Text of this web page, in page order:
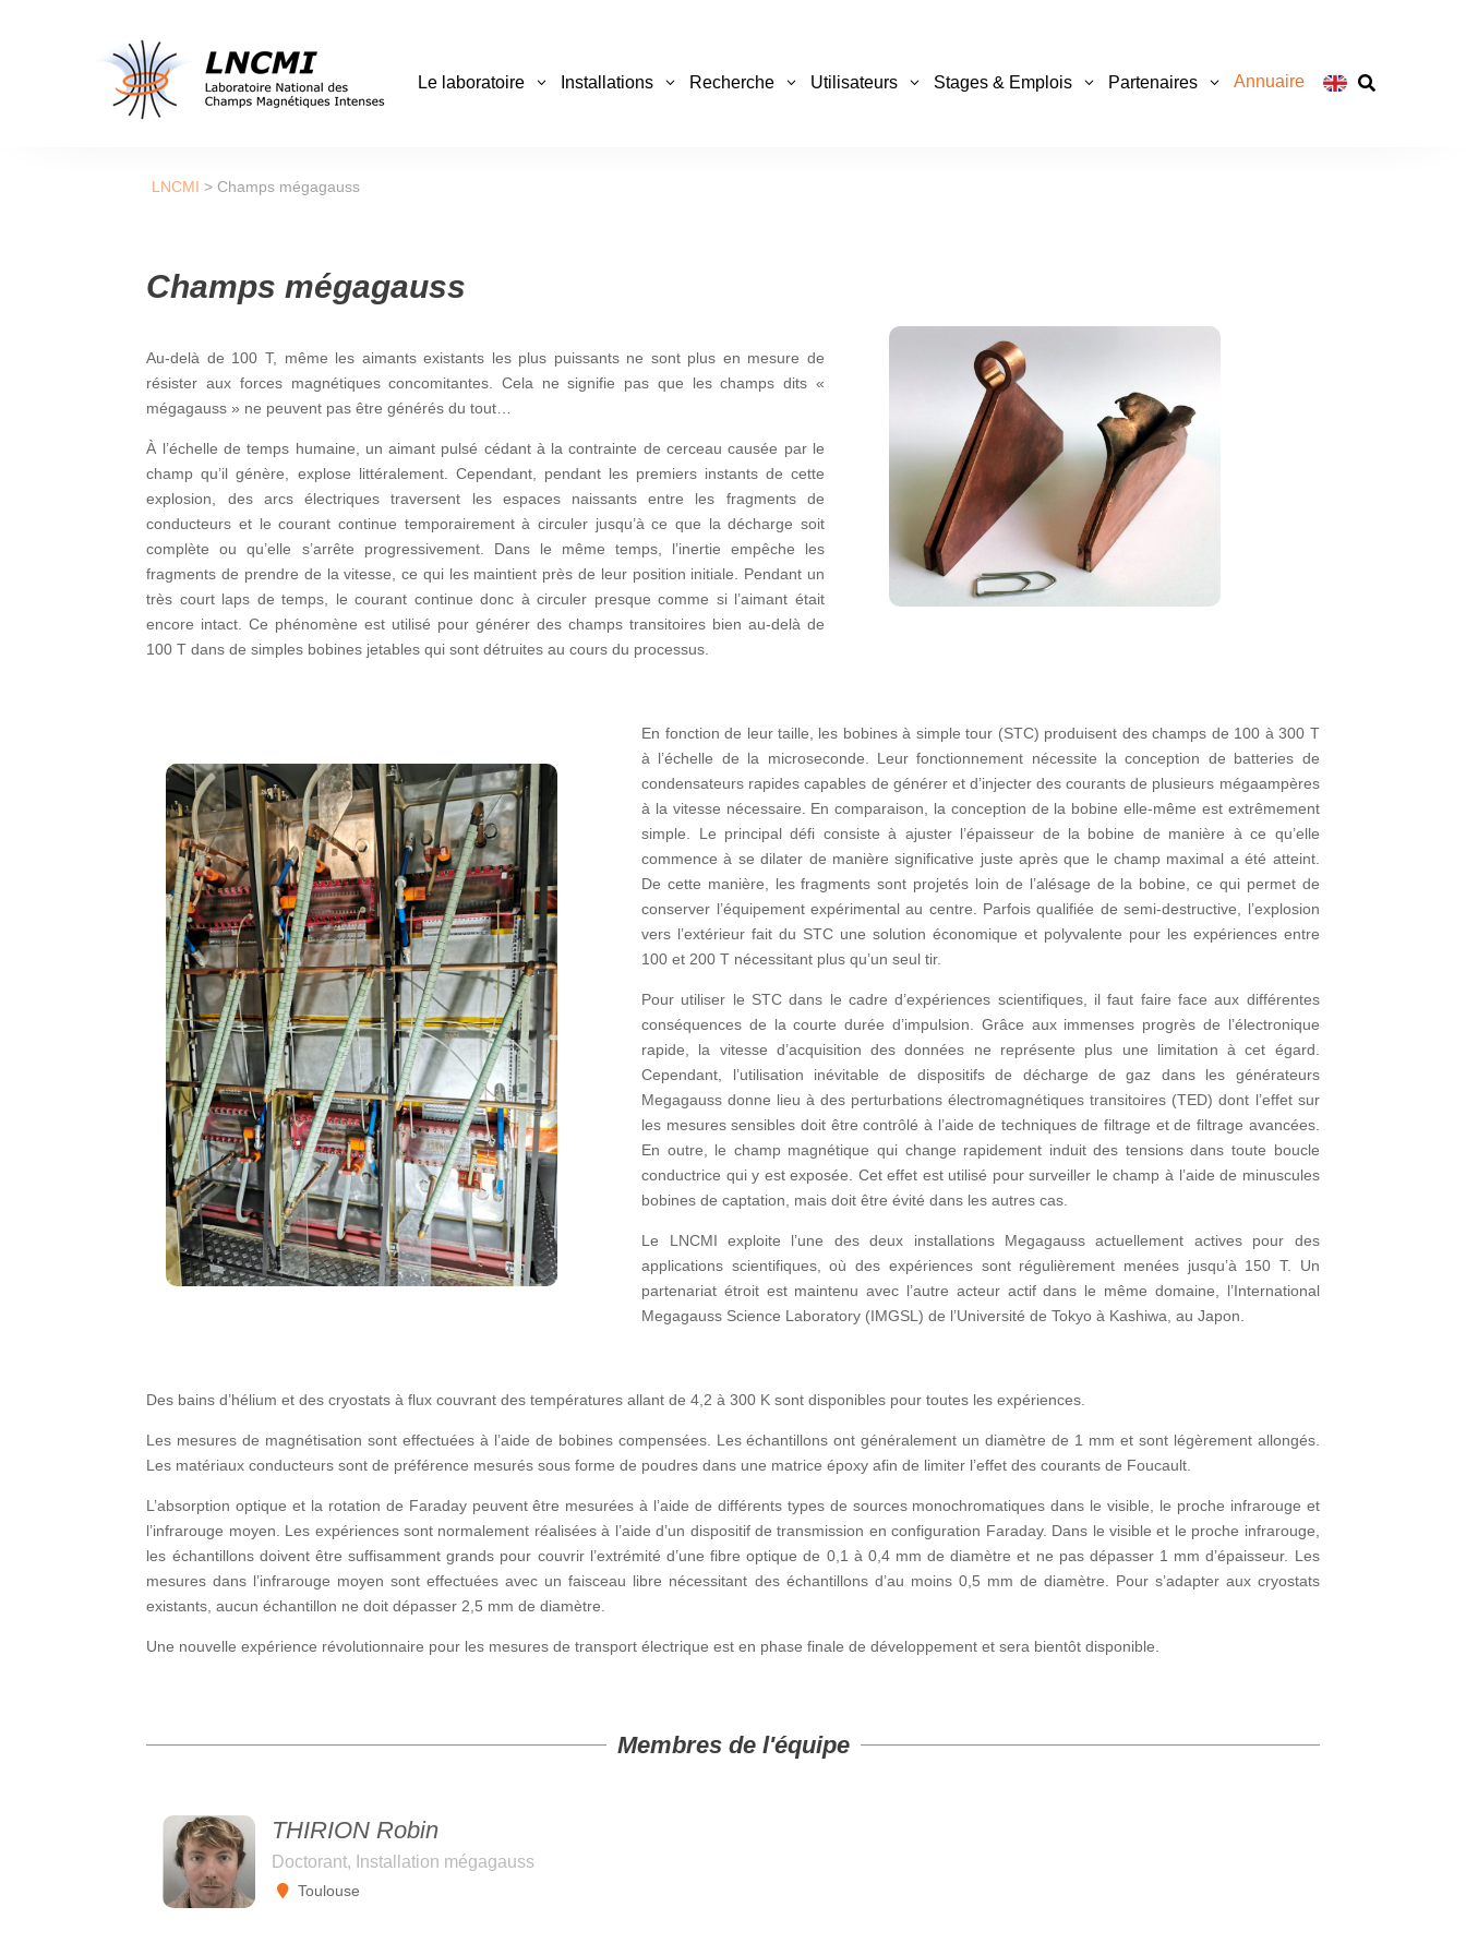
Le laboratoire Installations Recherche Utilisateurs Stages & Emplois Partenaires Annuaire 
LNCMI > Champs mégagauss
Champs mégagauss
Au-delà de 100 T, même les aimants existants les plus puissants ne sont plus en mesure de
résister aux forces magnétiques concomitantes. Cela ne signifie pas que les champs dits «
mégagauss » ne peuvent pas être générés du tout…
À l’échelle de temps humaine, un aimant pulsé cédant à la contrainte de cerceau causée par le
champ qu’il génère, explose littéralement. Cependant, pendant les premiers instants de cette
explosion, des arcs électriques traversent les espaces naissants entre les fragments de
conducteurs et le courant continue temporairement à circuler jusqu’à ce que la décharge soit
complète ou qu’elle s’arrête progressivement. Dans le même temps, l’inertie empêche les
fragments de prendre de la vitesse, ce qui les maintient près de leur position initiale. Pendant un
très court laps de temps, le courant continue donc à circuler presque comme si l’aimant était
encore intact. Ce phénomène est utilisé pour générer des champs transitoires bien au-delà de
100 T dans de simples bobines jetables qui sont détruites au cours du processus.
En fonction de leur taille, les bobines à simple tour (STC) produisent des champs de 100 à 300 T
à l’échelle de la microseconde. Leur fonctionnement nécessite la conception de batteries de
condensateurs rapides capables de générer et d’injecter des courants de plusieurs mégaampères
à la vitesse nécessaire. En comparaison, la conception de la bobine elle-même est extrêmement
simple. Le principal défi consiste à ajuster l’épaisseur de la bobine de manière à ce qu’elle
commence à se dilater de manière significative juste après que le champ maximal a été atteint.
De cette manière, les fragments sont projetés loin de l’alésage de la bobine, ce qui permet de
conserver l’équipement expérimental au centre. Parfois qualifiée de semi-destructive, l’explosion
vers l’extérieur fait du STC une solution économique et polyvalente pour les expériences entre
100 et 200 T nécessitant plus qu’un seul tir.
Pour utiliser le STC dans le cadre d’expériences scientifiques, il faut faire face aux différentes
conséquences de la courte durée d’impulsion. Grâce aux immenses progrès de l’électronique
rapide, la vitesse d’acquisition des données ne représente plus une limitation à cet égard.
Cependant, l’utilisation inévitable de dispositifs de décharge de gaz dans les générateurs
Megagauss donne lieu à des perturbations électromagnétiques transitoires (TED) dont l’effet sur
les mesures sensibles doit être contrôlé à l’aide de techniques de filtrage et de filtrage avancées.
En outre, le champ magnétique qui change rapidement induit des tensions dans toute boucle
conductrice qui y est exposée. Cet effet est utilisé pour surveiller le champ à l’aide de minuscules
bobines de captation, mais doit être évité dans les autres cas.
Le LNCMI exploite l’une des deux installations Megagauss actuellement actives pour des
applications scientifiques, où des expériences sont régulièrement menées jusqu’à 150 T. Un
partenariat étroit est maintenu avec l’autre acteur actif dans le même domaine, l’International
Megagauss Science Laboratory (IMGSL) de l’Université de Tokyo à Kashiwa, au Japon.
Des bains d’hélium et des cryostats à flux couvrant des températures allant de 4,2 à 300 K sont disponibles pour toutes les expériences.
Les mesures de magnétisation sont effectuées à l’aide de bobines compensées. Les échantillons ont généralement un diamètre de 1 mm et sont légèrement allongés.
Les matériaux conducteurs sont de préférence mesurés sous forme de poudres dans une matrice époxy afin de limiter l’effet des courants de Foucault.
L’absorption optique et la rotation de Faraday peuvent être mesurées à l’aide de différents types de sources monochromatiques dans le visible, le proche infrarouge et
l’infrarouge moyen. Les expériences sont normalement réalisées à l’aide d’un dispositif de transmission en configuration Faraday. Dans le visible et le proche infrarouge,
les échantillons doivent être suffisamment grands pour couvrir l’extrémité d’une fibre optique de 0,1 à 0,4 mm de diamètre et ne pas dépasser 1 mm d’épaisseur. Les
mesures dans l’infrarouge moyen sont effectuées avec un faisceau libre nécessitant des échantillons d’au moins 0,5 mm de diamètre. Pour s’adapter aux cryostats
existants, aucun échantillon ne doit dépasser 2,5 mm de diamètre.
Une nouvelle expérience révolutionnaire pour les mesures de transport électrique est en phase finale de développement et sera bientôt disponible.
Membres de l'équipe
THIRION Robin
Doctorant, Installation mégagauss
Toulouse